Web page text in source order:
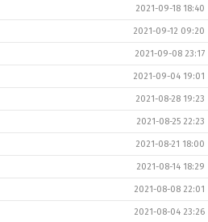
2021-09-18 18:40
2021-09-12 09:20
2021-09-08 23:17
2021-09-04 19:01
2021-08-28 19:23
2021-08-25 22:23
2021-08-21 18:00
2021-08-14 18:29
2021-08-08 22:01
2021-08-04 23:26